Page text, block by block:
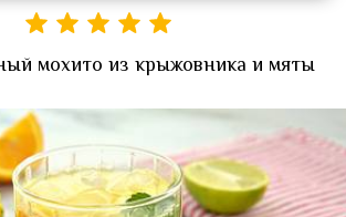
мохито из крыжовника и мяты